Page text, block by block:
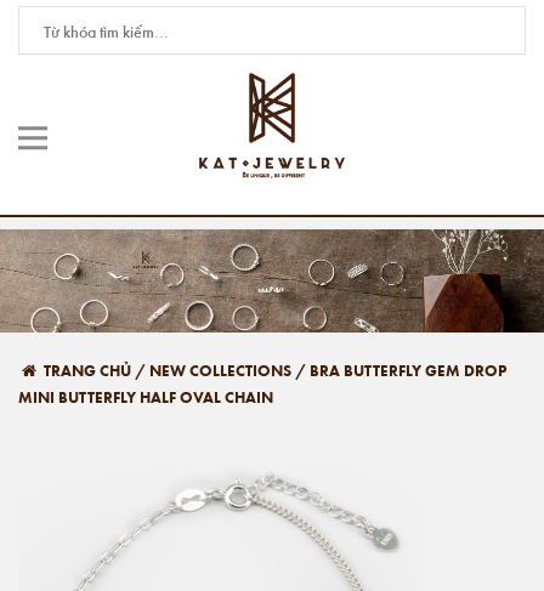
TRANG CHỦ / NEW COLLECTIONS / BRA BUTTERFLY GEM DROP
MINI BUTTERFLY HALF OVAL CHAIN